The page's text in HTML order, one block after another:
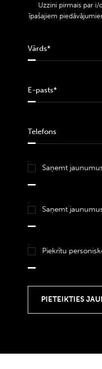
Uzzini pirmais par
īpašajiem
Saņemt
Saņemt
Piekrītu